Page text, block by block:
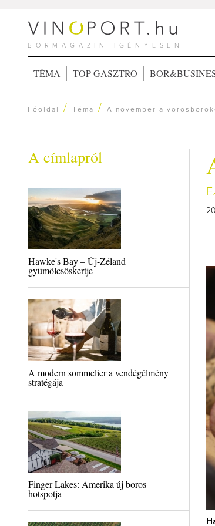
BORMAGAZIN IGÉNYESEN
TÉMA TOP GASZTRO
Főoldal /Téma /A november a
A címlapról
Hawke's Bay – Új-Zéland
gyümölcsöskertje
A modern sommelier a vendégélmény
stratégája
Finger Lakes: Amerika új boros
hotspotja